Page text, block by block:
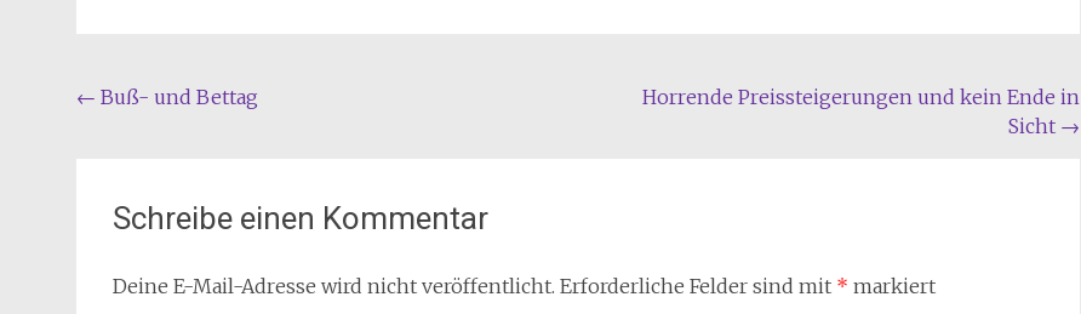
Beitragsnavigation
← Buß- und Bettag
Horrende Preissteigerungen und kein Ende in
Sicht →
Schreibe einen Kommentar
Deine E-Mail-Adresse wird nicht veröffentlicht. Erforderliche Felder sind mit * markiert